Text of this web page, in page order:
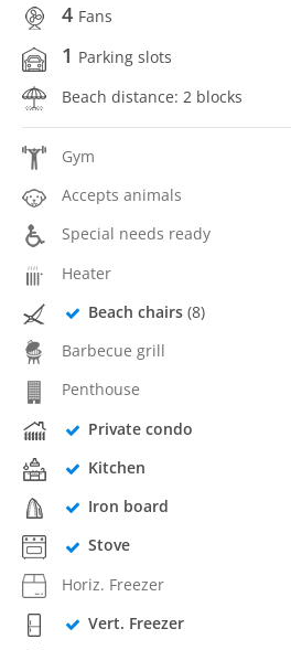
4 Fans
1 Parking slots
Beach distance: 2 blocks
Gym
Accepts animals
Special needs ready
Heater
Beach chairs(8)
Barbecue grill
Penthouse
Private condo
Kitchen
Iron board
Stove
Horiz. Freezer
Vert. Freezer